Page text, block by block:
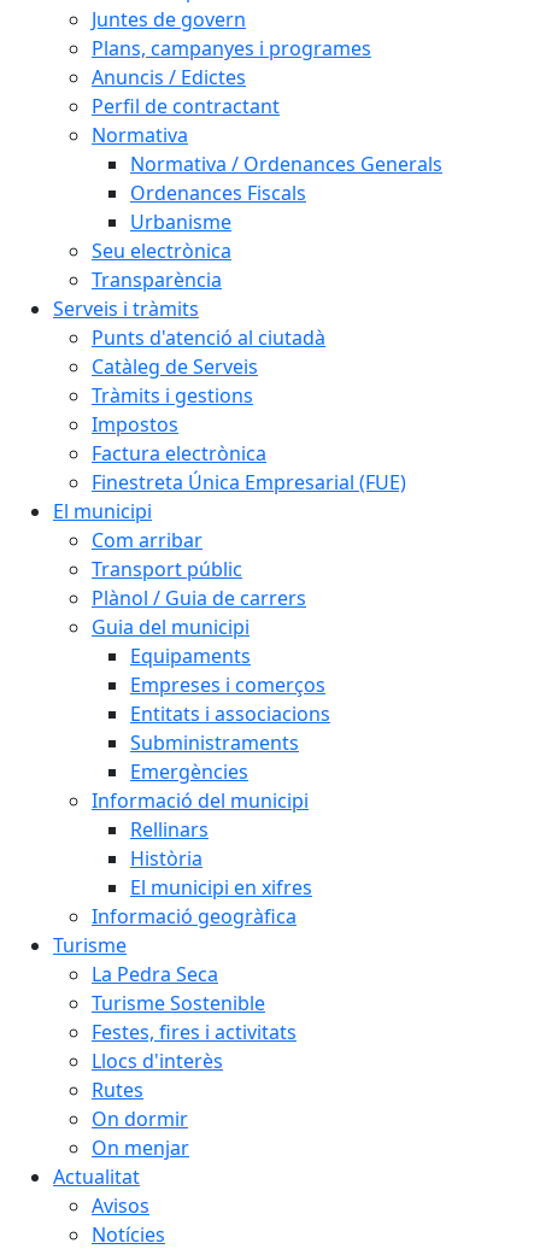
Juntes de govern
Plans, campanyes i programes
Anuncis / Edictes
Perfil de contractant
Normativa
Normativa / Ordenances Generals
Ordenances Fiscals
Urbanisme
Seu electrònica
Transparència
Serveis i tràmits
Punts d'atenció al ciutadà
Catàleg de Serveis
Tràmits i gestions
Impostos
Factura electrònica
Finestreta Única Empresarial (FUE)
El municipi
Com arribar
Transport públic
Plànol / Guia de carrers
Guia del municipi
Equipaments
Empreses i comerços
Entitats i associacions
Subministraments
Emergències
Informació del municipi
Rellinars
Història
El municipi en xifres
Informació geogràfica
Turisme
La Pedra Seca
Turisme Sostenible
Festes, fires i activitats
Llocs d'interès
Rutes
On dormir
On menjar
Actualitat
Avisos
Notícies